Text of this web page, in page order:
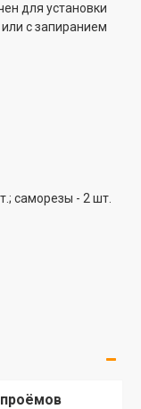
для установки
с запиранием
саморезы - 2 шт.